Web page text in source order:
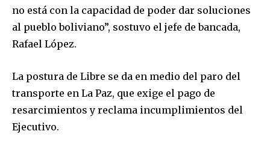
Join our community of
SUBSCRIBERS and be part of the
conversation.
To subscribe, simply enter your email address on our website
or click the subscribe button below. Don't worry, we respect
your privacy and won't spam your inbox. Your information is
safe with us.
no está con la capacidad de poder dar soluciones
al pueblo boliviano”, sostuvo el jefe de bancada,
Rafael López.
La postura de Libre se da en medio del paro del
transporte en La Paz, que exige el pago de
resarcimientos y reclama incumplimientos del
Ejecutivo.